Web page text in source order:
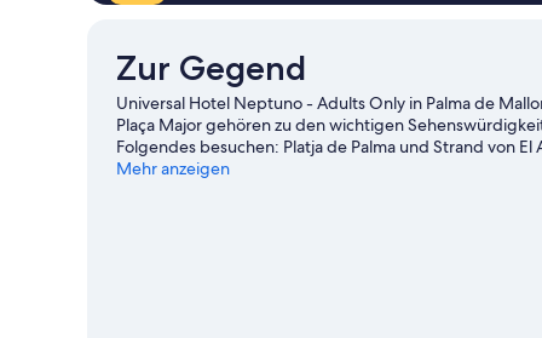
Zur Gegend
Universal Hotel Neptuno - Adults Only in Palma de
Plaça Major gehören zu den wichtigen
Folgendes besuchen: Platja de Palma und Strand von
einen Besuch lohnt. Feile auf einem nahe gelegenen
Mehr anzeigen